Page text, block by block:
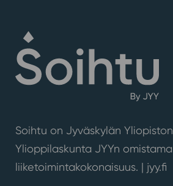
Soihtu on Jyväskylän Yliopiston
Ylioppilaskunta JYYn omistama
liiketoimintakokonaisuus. | jyy.fi